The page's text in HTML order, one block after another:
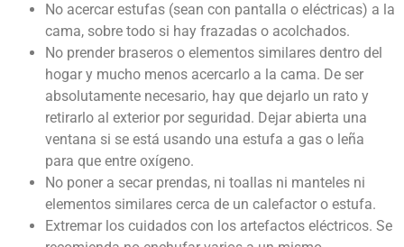
No acercar estufas (sean con pantalla o eléctricas) a la
cama, sobre todo si hay frazadas o acolchados.
No prender braseros o elementos similares dentro del
hogar y mucho menos acercarlo a la cama. De ser
absolutamente necesario, hay que dejarlo un rato y
retirarlo al exterior por seguridad. Dejar abierta una
ventana si se está usando una estufa a gas o leña
para que entre oxígeno.
No poner a secar prendas, ni toallas ni manteles ni
elementos similares cerca de un calefactor o estufa.
Extremar los cuidados con los artefactos eléctricos. Se